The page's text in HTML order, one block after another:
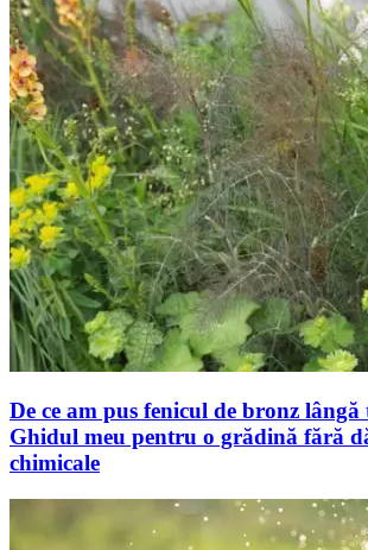
De ce am pus fenicul de bronz
Ghidul meu pentru o grădină fără
chimicale